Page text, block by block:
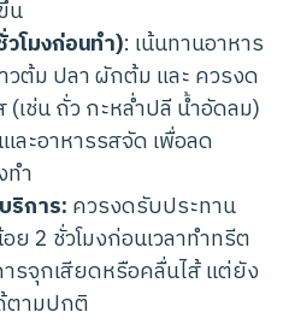
น
โมงก่อนทำ): เน้นทานอาหาร
วต้ม ปลา ผักต้ม และ ควรงด
(เช่น ถั่ว กะหล่ำปลี น้ำอัดลม)
ละอาหารรสจัด เพื่อลด
ทำ
ริการ: ควรงดรับประทาน
2 ชั่วโมงก่อนเวลาทำทรีต
รจุกเสียดหรือคลื่นไส้ แต่ยัง
ตามปกติ